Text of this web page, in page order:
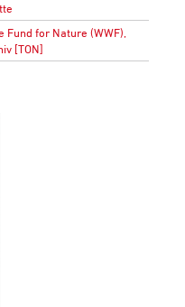
Fund for Nature (WWF),
[TON]